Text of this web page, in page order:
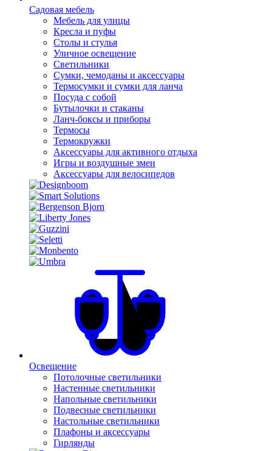
Садовая мебель
Мебель для улицы
Кресла и пуфы
Столы и стулья
Уличное освещение
Светильники
Сумки, чемоданы и аксессуары
Термосумки и сумки для ланча
Посуда с собой
Бутылочки и стаканы
Ланч-боксы и приборы
Термосы
Термокружки
Аксессуары для активного отдыха
Игры и воздушные змеи
Аксессуары для велосипедов
Освещение
Потолочные светильники
Настенные светильники
Напольные светильники
Подвесные светильники
Настольные светильники
Плафоны и аксессуары
Гирлянды